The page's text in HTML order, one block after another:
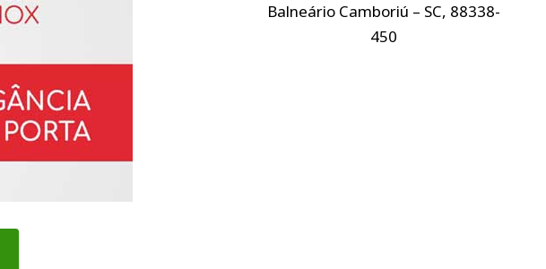
Balneário Camboriú – SC, 88338-
450